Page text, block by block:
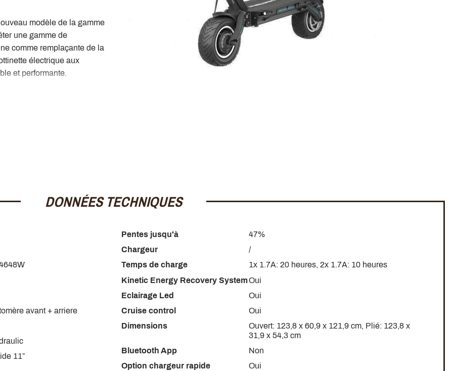
modèle de la gamme
une gamme de
comme remplaçante de la
électrique aux
et performante.
de cette
la
:
offre des capacités hors
aucun souci à franchir
avec cette
Thunder
de grande qualité
. Elle proposera
à celle de la Dualtron
DONNÉES TECHNIQUES
avant + arriere
11”
Pentes jusqu'à
47%
Chargeur
/
Temps de charge
1x 1.7A: 20 heures, 2x 1.7A: 10 heures
Kinetic Energy Recovery SystemOui
Eclairage Led
Oui
Cruise control
Oui
Dimensions
Ouvert: 123,8 x 60,9 x 121,9 cm, Plié: 123,8 x
31,9 x 54,3 cm
Bluetooth App
Non
Option chargeur rapide
Oui